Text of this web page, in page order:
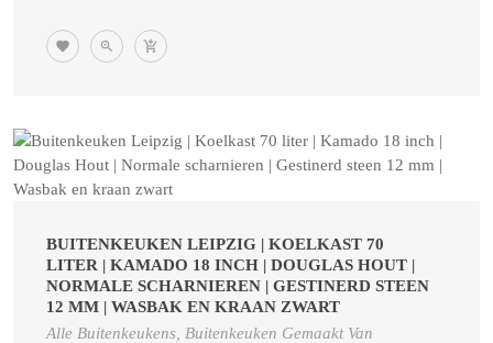
BUITENKEUKEN LEIPZIG | KOELKAST 70
LITER | KAMADO 18 INCH | DOUGLAS HOUT |
NORMALE SCHARNIEREN | GESTINERD STEEN
12 MM | WASBAK EN KRAAN ZWART
Alle Buitenkeukens, Buitenkeuken Gemaakt Van